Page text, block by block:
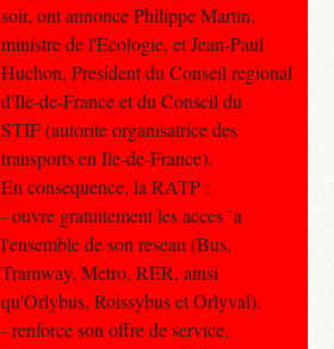
soir, ont annonce Philippe Martin,
ministre de l'Ecologie, et Jean-Paul
Huchon, President du Conseil regional
d'Ile-de-France et du Conseil du
STIF (autorite organisatrice des
transports en Ile-de-France).
En consequence, la RATP :
- ouvre gratuitement les acces `a
l'ensemble de son reseau (Bus,
Tramway, Metro, RER, ainsi
qu'Orlybus, Roissybus et Orlyval).
- renforce son offre de service.